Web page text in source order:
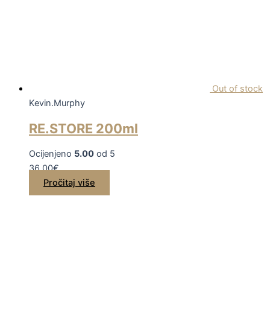
Out of stock
Kevin.Murphy
RE.STORE 200ml
Ocijenjeno 5.00 od 5
36,00€
Pročitaj više